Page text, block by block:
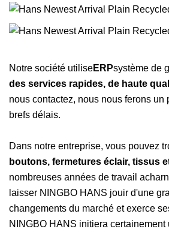
Notre société utiliseERPsystème de
des services rapides, de haute
nous contactez, nous nous ferons
brefs délais.
Dans notre entreprise, vous pouvez
boutons, fermetures éclair, tissus
nombreuses années de travail
laisser NINGBO HANS jouir d'une
changements du marché et exerce
NINGBO HANS initiera